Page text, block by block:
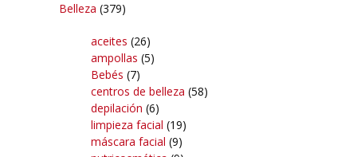
Belleza (379)
aceites (26)
ampollas (5)
Bebés (7)
centros de belleza (58)
depilación (6)
limpieza facial (19)
máscara facial (9)